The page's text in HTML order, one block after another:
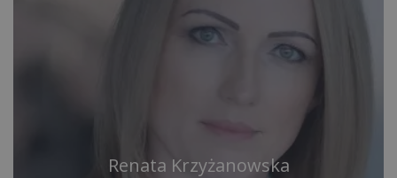
Renata Krzyżanowska